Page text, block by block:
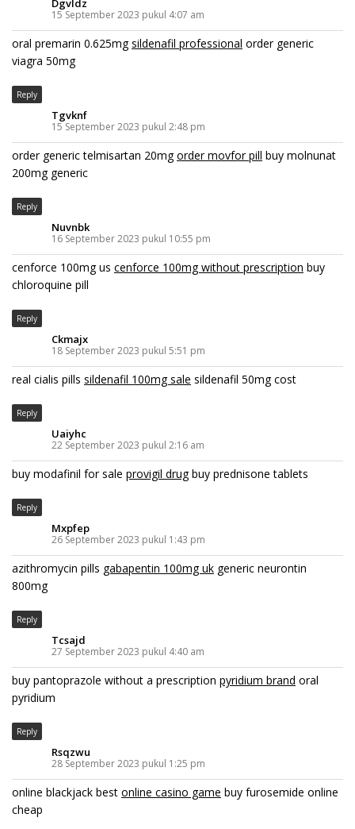
Dgvldz
15 September 2023 pukul 4:07 am
oral premarin 0.625mgsildenafil professional order generic
viagra 50mg
Reply
Tgvknf
15 September 2023 pukul 2:48 pm
order generic telmisartan 20mgorder movfor pill buy molnunat
200mg generic
Reply
Nuvnbk
16 September 2023 pukul 10:55 pm
cenforce 100mg us cenforce 100mg without prescription buy
chloroquine pill
Reply
Ckmajx
18 September 2023 pukul 5:51 pm
real cialis pills sildenafil 100mg sale sildenafil 50mg cost
Reply
Uaiyhc
22 September 2023 pukul 2:16 am
buy modafinil for sale provigil drugbuy prednisone tablets
Reply
Mxpfep
26 September 2023 pukul 1:43 pm
azithromycin pills gabapentin 100mg uk generic neurontin
800mg
Reply
Tcsajd
27 September 2023 pukul 4:40 am
buy pantoprazole without a prescription pyridium brand oral
pyridium
Reply
Rsqzwu
28 September 2023 pukul 1:25 pm
online blackjack best online casino game buy furosemide online
cheap